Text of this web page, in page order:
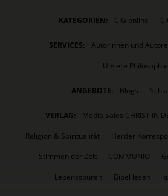
KATEGORIEN: CIG online
SERVICES: Autorinnen und
Unsere Philosophie
ANGEBOTE: Blogs
VERLAG:
Media Sales CHRIST IN
Religion & Spiritualität
Herder
Stimmen der Zeit
COMMUNIO
Lebensspuren
Bibel lesen